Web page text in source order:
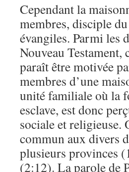
Cependant la
membres, disciple
évangiles. Parmi les
Nouveau Testament,
paraît être motivée
membres d’une
unité familiale où la
esclave, est donc
sociale et
commun aux divers
plusieurs provinces
(2:12). La parole de